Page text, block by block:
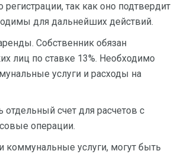
так как оно подтвердит
для дальнейших действий.
Собственник обязан
лиц по ставке 13%. Необходимо
услуги и расходы на
счет для расчетов с
операции.
коммунальные услуги, могут быть